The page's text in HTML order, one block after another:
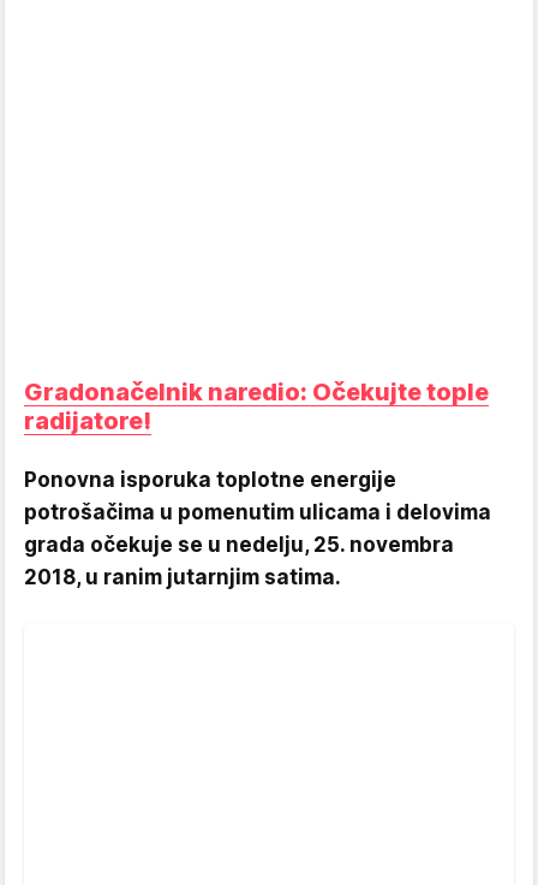
Gradonačelnik naredio: Očekujte tople
radijatore!
Ponovna isporuka toplotne energije
potrošačima u pomenutim ulicama i delovima
grada očekuje se u nedelju, 25. novembra
2018, u ranim jutarnjim satima.